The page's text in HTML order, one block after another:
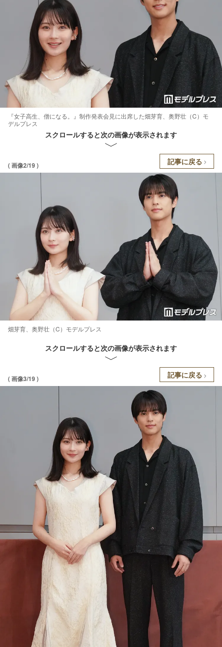
『女子高生、僧になる。』制作発表会見に出席した畑芽育、奥野壮（C）モ
デルプレス
スクロールすると次の画像が表示されます
( 画像2/19 ) 記事に戻る
畑芽育、奥野壮（C）モデルプレス
スクロールすると次の画像が表示されます
( 画像3/19 ) 記事に戻る